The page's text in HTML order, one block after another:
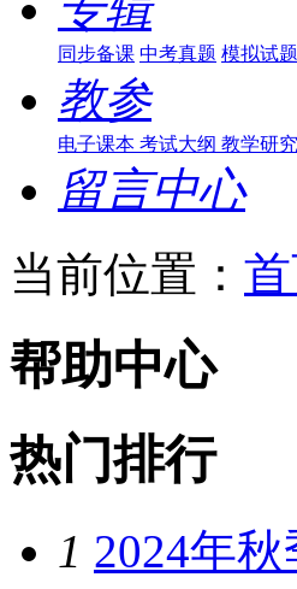
同步备课 中考真题 模拟试题
教参
电子课本 考试大纲 教学研究
留言中心
当前位置：
帮助中心
热门排行
1 2024年